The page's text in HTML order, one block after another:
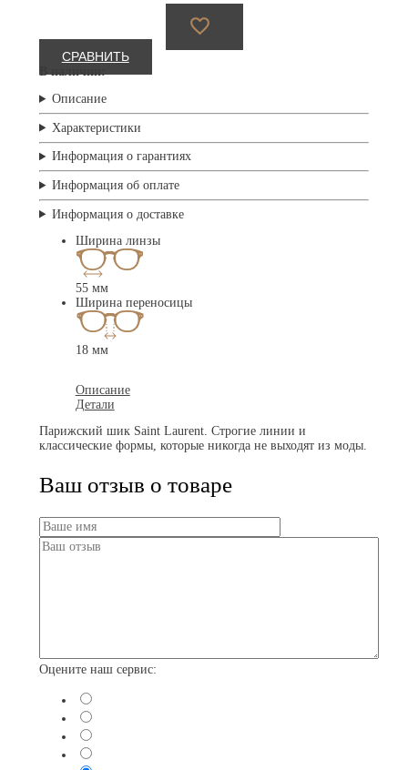
СРАВНИТЬ
В наличии:
Описание
Характеристики
Информация о гарантиях
Информация об оплате
Информация о доставке
Ширина линзы
55 мм
Ширина переносицы
18 мм
Описание
Детали
Парижский шик Saint Laurent. Строгие линии и
классические формы, которые никогда не выходят из моды.
Ваш отзыв о товаре
Оцените наш сервис: